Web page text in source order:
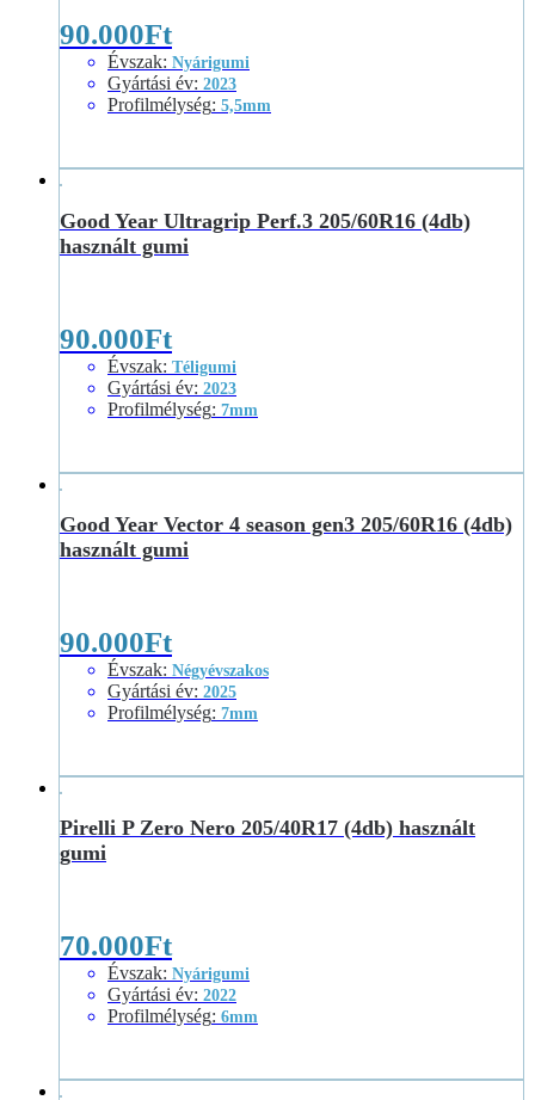
90.000Ft
Évszak: Nyárigumi
Gyártási év: 2023
Profilmélység: 5,5mm
Good Year Ultragrip Perf.3 205/60R16 (4db)
használt gumi
90.000Ft
Évszak: Téligumi
Gyártási év: 2023
Profilmélység: 7mm
Good Year Vector 4 season gen3 205/60R16 (4db)
használt gumi
90.000Ft
Évszak: Négyévszakos
Gyártási év: 2025
Profilmélység: 7mm
Pirelli P Zero Nero 205/40R17 (4db) használt
gumi
70.000Ft
Évszak: Nyárigumi
Gyártási év: 2022
Profilmélység: 6mm